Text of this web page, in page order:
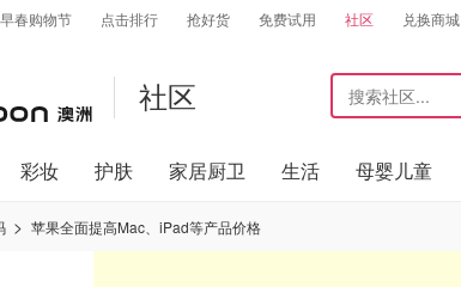
早春购物节 点击排行 抢好货 免费试用 社区 兑换商城
社区
彩妆 护肤 家居厨卫 生活 母婴儿童
苹果全面提高Mac、iPad等产品价格